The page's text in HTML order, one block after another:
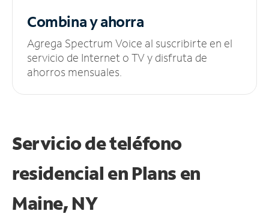
Combina y ahorra
Agrega Spectrum Voice al suscribirte en el
servicio de Internet o TV y disfruta de
ahorros mensuales.
Servicio de teléfono
residencial en Plans en
Maine, NY